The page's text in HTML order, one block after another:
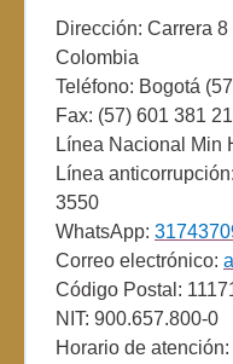
Dirección: Carrera
Colombia
Teléfono: Bogotá
Fax: (57) 601 381
Línea Nacional Min
Línea
3550
WhatsApp:
Correo electrónico:
Código Postal:
NIT: 900.657.800-0
Horario de